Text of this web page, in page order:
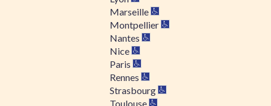
Marseille
Montpellier
Nantes
Nice
Paris
Rennes
Strasbourg
Toulouse